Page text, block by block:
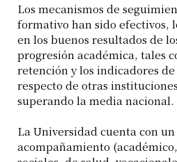
Los mecanismos de
formativo han sido efectivos,
en los buenos resultados de
progresión académica, tales
retención y los indicadores
respecto de otras
superando la media nacional.
La Universidad cuenta con
acompañamiento